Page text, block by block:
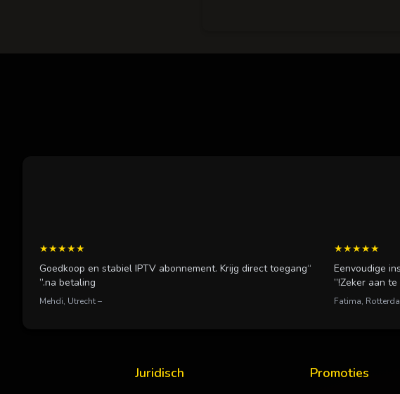
★★★★★
“Eenvoudige
Zeker aan te
★★★★★
“Goedkoop en stabiel IPTV abonnement. Krijg direct toegang
na betaling.”
– Mehdi, Utrecht
Promoties
Juridisch